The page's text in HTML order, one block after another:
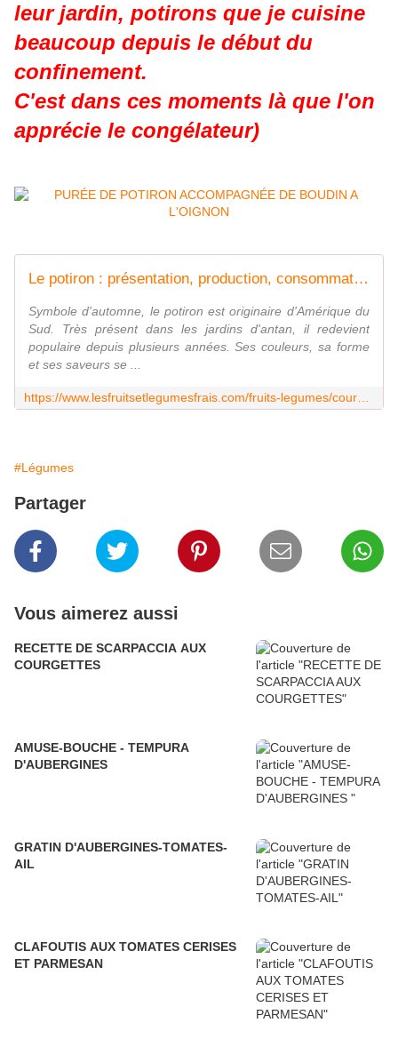
leur jardin, potirons que je cuisine
beaucoup depuis le début du
confinement.
C'est dans ces moments là que l'on
apprécie le congélateur)
Le potiron : présentation, production, consommation - Interfel - Les fruits et légumes frais
Symbole d'automne, le potiron est originaire d'Amérique du
Sud. Très présent dans les jardins d'antan, il redevient
populaire depuis plusieurs années. Ses couleurs, sa forme
et ses saveurs se ...
#Légumes
Partager
Vous aimerez aussi
RECETTE DE SCARPACCIA AUX
COURGETTES
AMUSE-BOUCHE - TEMPURA
D'AUBERGINES
GRATIN D'AUBERGINES-TOMATES-
AIL
CLAFOUTIS AUX TOMATES CERISES
ET PARMESAN